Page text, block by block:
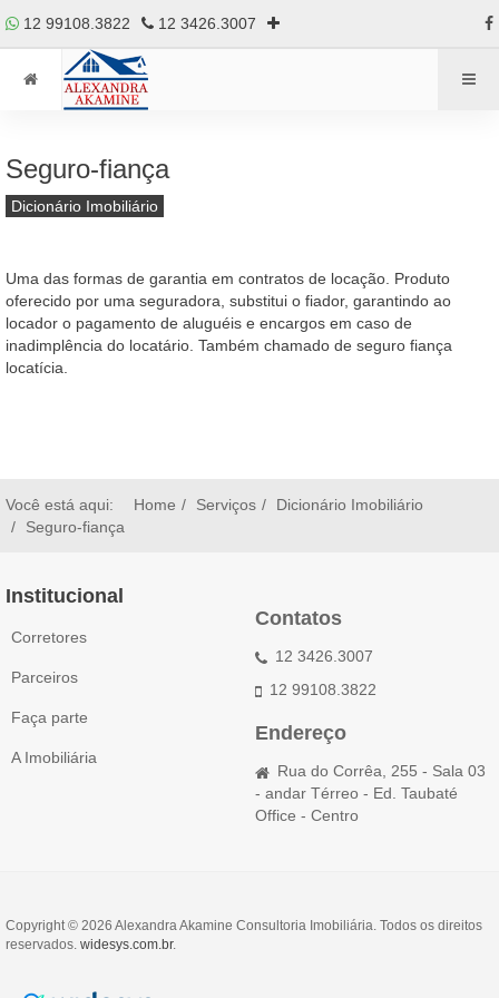
12 99108.3822 12 3426.3007
Seguro-fiança
Dicionário Imobiliário
Uma das formas de garantia em contratos de locação. Produto
oferecido por uma seguradora, substitui o fiador, garantindo ao
locador o pagamento de aluguéis e encargos em caso de
inadimplência do locatário. Também chamado de seguro fiança
locatícia.
Você está aqui: Home Serviços
Dicionário Imobiliário
Seguro-fiança
Institucional
Corretores
Parceiros
Faça parte
A Imobiliária
Contatos
12 3426.3007
12 99108.3822
Endereço
Rua do Corrêa, 255 - Sala 03
- andar Térreo - Ed. Taubaté
Office - Centro
Copyright © 2026 Alexandra Akamine Consultoria Imobiliária. Todos os direitos
reservados. widesys.com.br.